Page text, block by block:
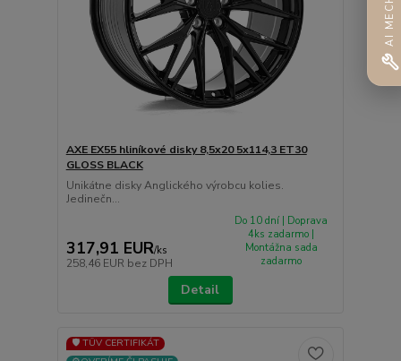
AXE EX55 hliníkové disky 8,5x20 5x114,3 ET30
GLOSS BLACK
Unikátne disky Anglického výrobcu kolies.
Jedinečn...
317,91 EUR/ks
258,46 EUR bez DPH
Do 10 dní | Doprava
4ks zadarmo |
Montážna sada
zadarmo
Detail
🛡️ TÜV CERTIFIKÁT